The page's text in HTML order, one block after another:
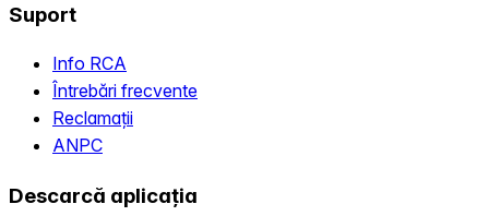
Suport
Info RCA
Întrebări frecvente
Reclamații
ANPC
Descarcă aplicația